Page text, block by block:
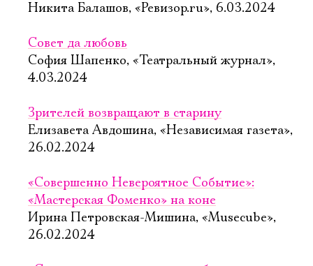
Никита Балашов, «Ревизор.ru», 6.03.2024
Совет да любовь
София Шапенко, «Театральный журнал»,
4.03.2024
Зрителей возвращают в старину
Елизавета Авдошина, «Независимая газета»,
26.02.2024
«Совершенно Невероятное Событие»:
«Мастерская Фоменко» на коне
Ирина Петровская-Мишина, «Musecube»,
26.02.2024